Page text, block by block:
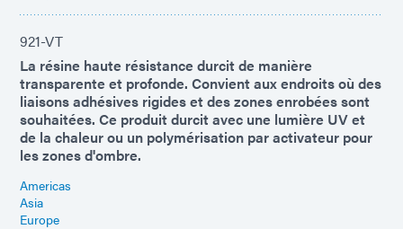
921-VT
La résine haute résistance durcit de manière
transparente et profonde. Convient aux endroits où des
liaisons adhésives rigides et des zones enrobées sont
souhaitées. Ce produit durcit avec une lumière UV et
de la chaleur ou un polymérisation par activateur pour
les zones d'ombre.
Americas
Asia
Europe